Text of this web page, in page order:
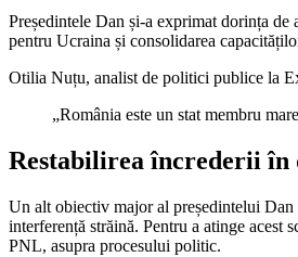
Președintele Dan și-a exprimat dorința
pentru Ucraina și consolidarea
Otilia Nuțu, analist de politici publice la
„România este un stat membru
Restabilirea încrederii în
Un alt obiectiv major al președintelui
interferență străină. Pentru a atinge acest
PNL, asupra procesului politic.